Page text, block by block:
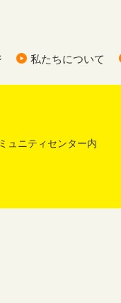
私たちについて
ュニティセンター内